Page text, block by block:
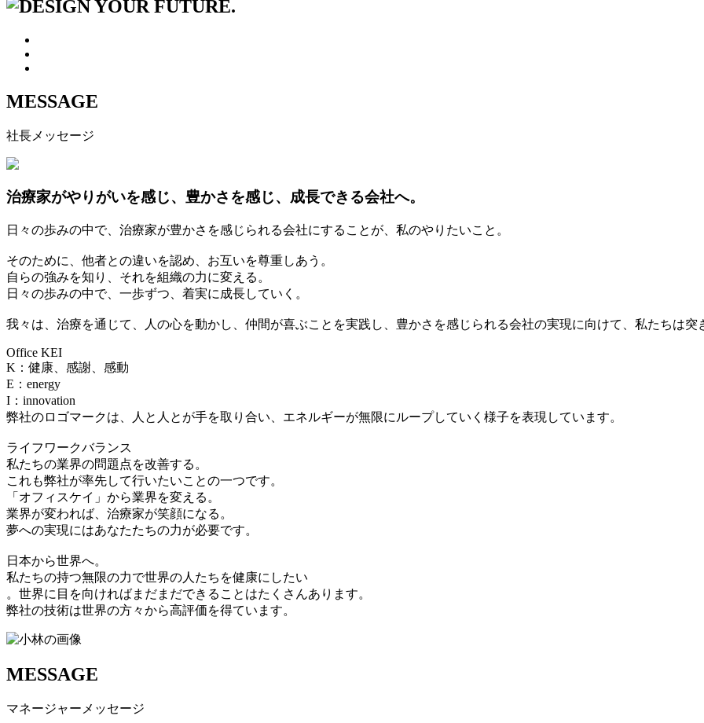
MESSAGE
社長メッセージ
治療家がやりがいを感じ、豊かさを感じ、成長できる会社へ。
日々の歩みの中で、治療家が豊かさを感じられる会社にすることが、私のやりたいこと。
そのために、他者との違いを認め、お互いを尊重しあう。
自らの強みを知り、それを組織の力に変える。
日々の歩みの中で、一歩ずつ、着実に成長していく。
我々は、治療を通じて、人の心を動かし、仲間が喜ぶことを実践し、豊かさを感じられる会社の実現に向けて、私たちは突
Office KEI
K：健康、感謝、感動
E：energy
I：innovation
弊社のロゴマークは、人と人とが手を取り合い、エネルギーが無限にループしていく様子を表現しています。
ライフワークバランス
私たちの業界の問題点を改善する。
これも弊社が率先して行いたいことの一つです。
「オフィスケイ」から業界を変える。
業界が変われば、治療家が笑顔になる。
夢への実現にはあなたたちの力が必要です。
日本から世界へ。
私たちの持つ無限の力で世界の人たちを健康にしたい
。世界に目を向ければまだまだできることはたくさんあります。
弊社の技術は世界の方々から高評価を得ています。
MESSAGE
マネージャーメッセージ